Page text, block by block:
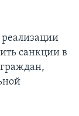
санкции в